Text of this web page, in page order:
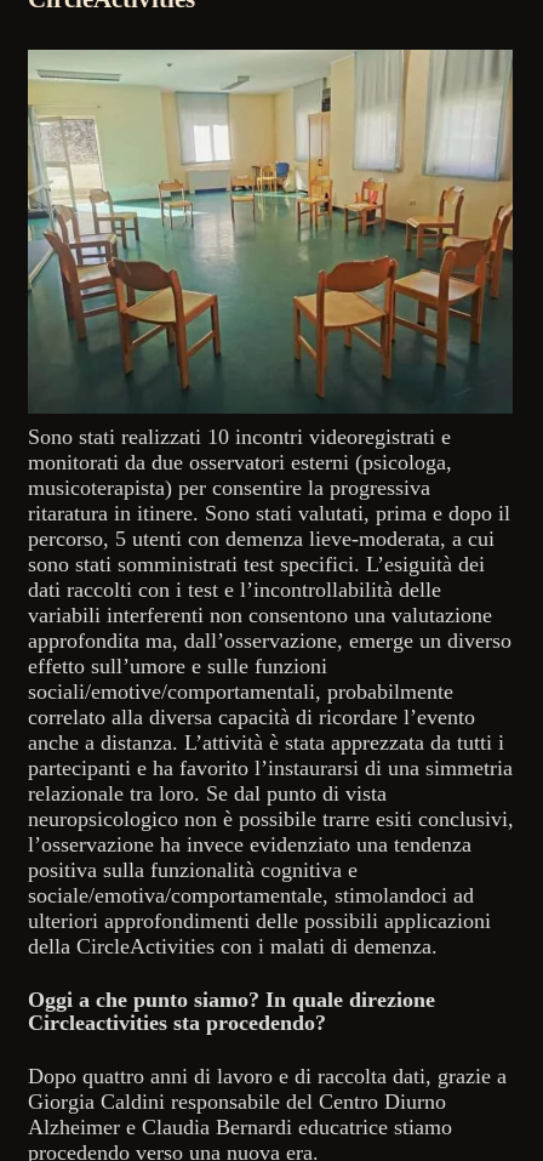
Sono stati realizzati 10 incontri videoregistrati e
monitorati da due osservatori esterni (psicologa,
musicoterapista) per consentire la progressiva
ritaratura in itinere. Sono stati valutati, prima e dopo il
percorso, 5 utenti con demenza lieve-moderata, a cui
sono stati somministrati test specifici. L’esiguità dei
dati raccolti con i test e l’incontrollabilità delle
variabili interferenti non consentono una valutazione
approfondita ma, dall’osservazione, emerge un diverso
effetto sull’umore e sulle funzioni
sociali/emotive/comportamentali, probabilmente
correlato alla diversa capacità di ricordare l’evento
anche a distanza. L’attività è stata apprezzata da tutti i
partecipanti e ha favorito l’instaurarsi di una simmetria
relazionale tra loro. Se dal punto di vista
neuropsicologico non è possibile trarre esiti conclusivi,
l’osservazione ha invece evidenziato una tendenza
positiva sulla funzionalità cognitiva e
sociale/emotiva/comportamentale, stimolandoci ad
ulteriori approfondimenti delle possibili applicazioni
della CircleActivities con i malati di demenza.
Oggi a che punto siamo? In quale direzione
Circleactivities sta procedendo?
Dopo quattro anni di lavoro e di raccolta dati, grazie a
Giorgia Caldini responsabile del Centro Diurno
Alzheimer e Claudia Bernardi educatrice stiamo
procedendo verso una nuova era.